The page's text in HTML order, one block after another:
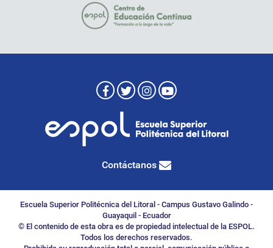
Contáctanos
Escuela Superior Politécnica del Litoral - Campus Gustavo Galindo -
Guayaquil - Ecuador
© El contenido de esta obra es de propiedad intelectual de la ESPOL.
Todos los derechos reservados.